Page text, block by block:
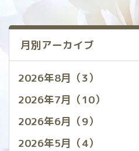
月別アーカイブ
2026年8月（3）
2026年7月（10）
2026年6月（9）
2026年5月（4）